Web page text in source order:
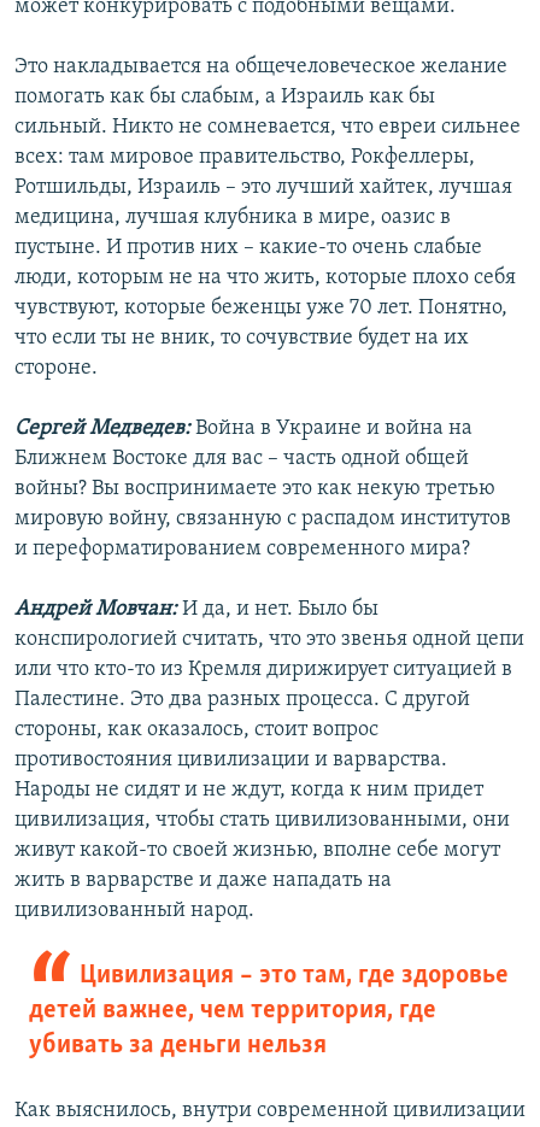
может конкурировать с подобными вещами.
Это накладывается на общечеловеческое желание
помогать как бы слабым, а Израиль как бы
сильный. Никто не сомневается, что евреи сильнее
всех: там мировое правительство, Рокфеллеры,
Ротшильды, Израиль – это лучший хайтек, лучшая
медицина, лучшая клубника в мире, оазис в
пустыне. И против них – какие-то очень слабые
люди, которым не на что жить, которые плохо себя
чувствуют, которые беженцы уже 70 лет. Понятно,
что если ты не вник, то сочувствие будет на их
стороне.
Сергей Медведев:Война в Украине и война на
Ближнем Востоке для вас – часть одной общей
войны? Вы воспринимаете это как некую третью
мировую войну, связанную с распадом институтов
и переформатированием современного мира?
Андрей Мовчан:И да, и нет. Было бы
конспирологией считать, что это звенья одной цепи
или что кто-то из Кремля дирижирует ситуацией в
Палестине. Это два разных процесса. С другой
стороны, как оказалось, стоит вопрос
противостояния цивилизации и варварства.
Народы не сидят и не ждут, когда к ним придет
цивилизация, чтобы стать цивилизованными, они
живут какой-то своей жизнью, вполне себе могут
жить в варварстве и даже нападать на
цивилизованный народ.
Цивилизация – это там, где здоровье
детей важнее, чем территория, где
убивать за деньги нельзя
Как выяснилось, внутри современной цивилизации